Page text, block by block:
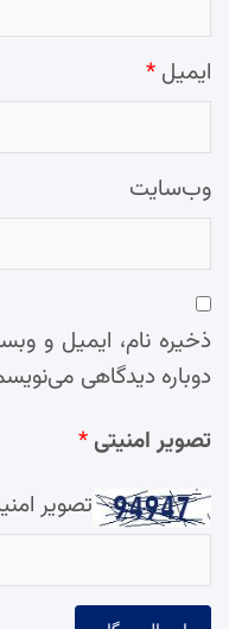
ایمیل *
وب‌سایت
ذخیره نام، ایمیل و
دوباره دیدگاهی
تصویر امنیتی*
تصویر